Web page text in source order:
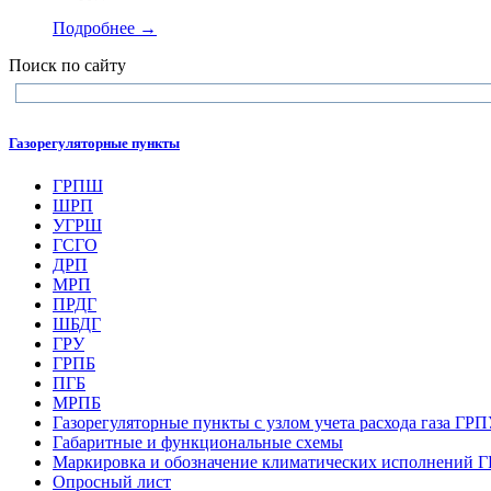
Подробнее →
Поиск по сайту
Газорегуляторные пункты
ГРПШ
ШРП
УГРШ
ГСГО
ДРП
МРП
ПРДГ
ШБДГ
ГРУ
ГРПБ
ПГБ
МРПБ
Газорегуляторные пункты с узлом учета расхода газа
Габаритные и функциональные схемы
Маркировка и обозначение климатических
Опросный лист